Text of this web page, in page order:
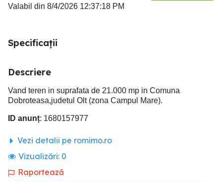
Valabil din 8/4/2026 12:37:18 PM
Specificații
Descriere
Vand teren in suprafata de 21.000 mp in Comuna
Dobroteasa,judetul Olt (zona Campul Mare).
ID anunț: 1680157977
Vezi detalii pe romimo.ro
Vizualizări: 0
Raportează